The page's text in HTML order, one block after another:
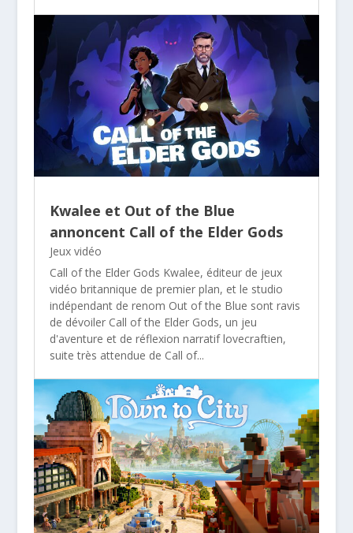
Kwalee et Out of the Blue
annoncent Call of the Elder Gods
Jeux vidéo
Call of the Elder Gods Kwalee, éditeur de jeux
vidéo britannique de premier plan, et le studio
indépendant de renom Out of the Blue sont ravis
de dévoiler Call of the Elder Gods, un jeu
d'aventure et de réflexion narratif lovecraftien,
suite très attendue de Call of...